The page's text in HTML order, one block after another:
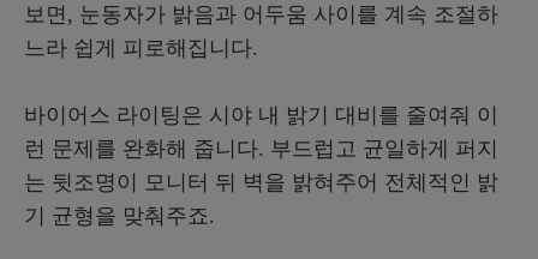
보면, 눈동자가 밝음과 어두움 사이를 계속 조절하
느라 쉽게 피로해집니다.
바이어스 라이팅은 시야 내 밝기 대비를 줄여줘 이
런 문제를 완화해 줍니다. 부드럽고 균일하게 퍼지
는 뒷조명이 모니터 뒤 벽을 밝혀주어 전체적인 밝
기 균형을 맞춰주죠.